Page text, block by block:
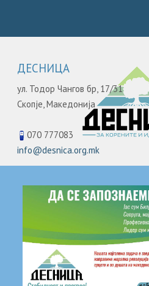
ДЕСНИЦА
ул. Тодор Чангов бр, 17/31
Скопје,Македонија
070 777083
info@desnica.org.mk